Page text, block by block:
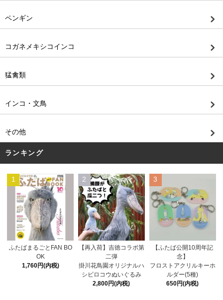
ペンギン
コガネメキシコインコ
猛禽類
インコ・文鳥
その他
ランキング
1
ふたばまるごとFAN BO
OK
1,760円(内税)
2
【再入荷】吉徳コラボ第
二弾
掛川花鳥園オリジナルハ
シビロコウぬいぐるみ
2,800円(内税)
3
【ふたば公開10周年記
念】
フロストアクリルキーホ
ルダー(5種)
650円(内税)